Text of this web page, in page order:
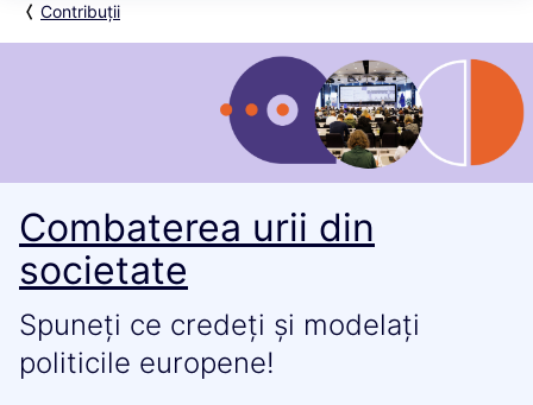
Contribuții
Combaterea urii din
societate
Spuneți ce credeți și modelați
politicile europene!